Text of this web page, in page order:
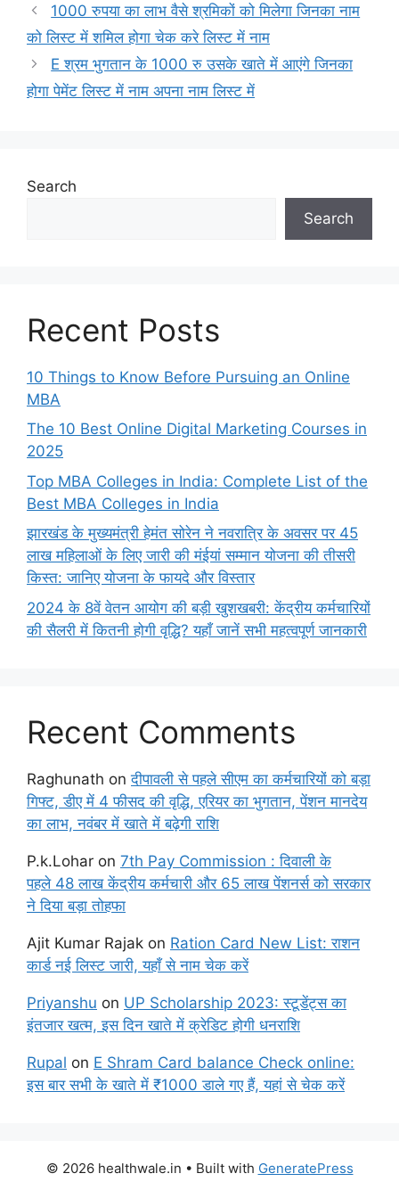
1000 रुपया का लाभ वैसे श्रमिकों को मिलेगा जिनका नाम
को लिस्ट में शमिल होगा चेक करे लिस्ट में नाम
E श्रम भुगतान के 1000 रु उसके खाते में आएंगे जिनका
होगा पेमेंट लिस्ट में नाम अपना नाम लिस्ट में
Search
Search
Recent Posts
10 Things to Know Before Pursuing an Online
MBA
The 10 Best Online Digital Marketing Courses in
2025
Top MBA Colleges in India: Complete List of the
Best MBA Colleges in India
झारखंड के मुख्यमंत्री हेमंत सोरेन ने नवरात्रि के अवसर पर 45
लाख महिलाओं के लिए जारी की मंईयां सम्मान योजना की तीसरी
किस्त: जानिए योजना के फायदे और विस्तार
2024 के 8वें वेतन आयोग की बड़ी खुशखबरी: केंद्रीय कर्मचारियों
की सैलरी में कितनी होगी वृद्धि? यहाँ जानें सभी महत्वपूर्ण जानकारी
Recent Comments
Raghunath onदीपावली से पहले सीएम का कर्मचारियों को बड़ा
गिफ्ट, डीए में 4 फीसद की वृद्धि, एरियर का भुगतान, पेंशन मानदेय
का लाभ, नवंबर में खाते में बढ़ेगी राशि
P.k.Lohar on 7th Pay Commission : दिवाली के
पहले 48 लाख केंद्रीय कर्मचारी और 65 लाख पेंशनर्स को सरकार
ने दिया बड़ा तोहफा
Ajit Kumar Rajak on Ration Card New List: राशन
कार्ड नई लिस्ट जारी, यहाँ से नाम चेक करें
Priyanshu on UP Scholarship 2023: स्टूडेंट्स का
इंतजार खत्म, इस दिन खाते में क्रेडिट होगी धनराशि
Rupal on E Shram Card balance Check online:
इस बार सभी के खाते में ₹1000 डाले गए हैं, यहां से चेक करें
© 2026 healthwale.in • Built with GeneratePress